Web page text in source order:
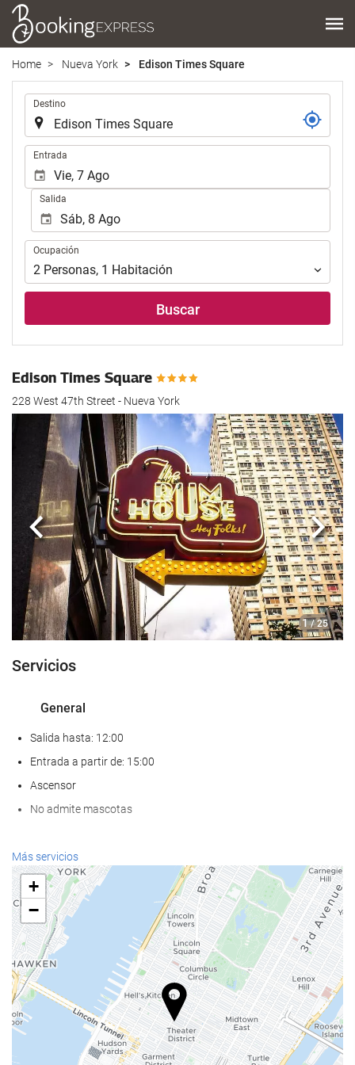
Home Nueva York Edison Times Square
Destino
Entrada
Salida
Ocupación
Ocupación
2 Personas, 1 Habitación
Buscar
Edison Times Square
228 West 47th Street - Nueva York
1 / 25
Anterior
Servicios
General
Salida hasta: 12:00
Entrada a partir de: 15:00
Ascensor
No admite mascotas
Servicios de recepción
Recepción 24 horas
Guardaequipaje
Comida y bebida
Restaurante a la carta
Bar
Instalaciones de negocios
Más servicios
+
−